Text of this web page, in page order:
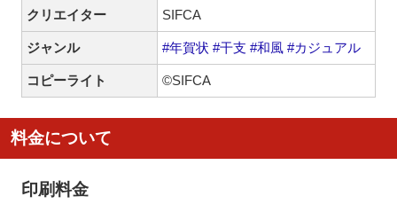
クリエイター SIFCA
ジャンル #年賀状 #干支 #和風 #カジュアル
コピーライト ©SIFCA
料金について
印刷料金